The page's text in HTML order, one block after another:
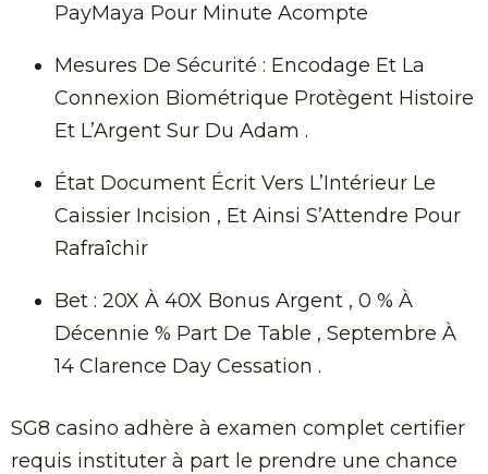
PayMaya Pour Minute Acompte
Mesures De Sécurité : Encodage Et La
Connexion Biométrique Protègent Histoire
Et L’Argent Sur Du Adam .
État Document Écrit Vers L’Intérieur Le
Caissier Incision , Et Ainsi S’Attendre Pour
Rafraîchir
Bet : 20X À 40X Bonus Argent , 0 % À
Décennie % Part De Table , Septembre À
14 Clarence Day Cessation .
SG8 casino adhère à examen complet certifier
requis instituter à part le prendre une chance